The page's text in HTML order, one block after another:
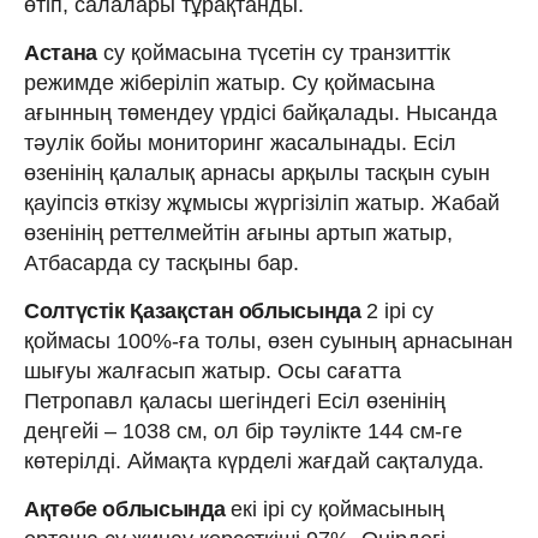
Астанасу қоймасына түсетін су транзиттік
режимде жіберіліп жатыр. Су қоймасына
ағынның төмендеу үрдісі байқалады. Нысанда
тәулік бойы мониторинг жасалынады. Есіл
өзенінің қалалық арнасы арқылы тасқын суын
қауіпсіз өткізу жұмысы жүргізіліп жатыр. Жабай
өзенінің реттелмейтін ағыны артып жатыр,
Атбасарда су тасқыны бар.
Солтүстік Қазақстан облысында 2 ірі су
қоймасы 100%-ға толы, өзен суының арнасынан
шығуы жалғасып жатыр. Осы сағатта
Петропавл қаласы шегіндегі Есіл өзенінің
деңгейі – 1038 см, ол бір тәулікте 144 см-ге
көтерілді. Аймақта күрделі жағдай сақталуда.
Ақтөбе облысындаекі ірі су қоймасының